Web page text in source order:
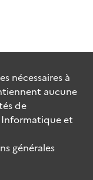
nécessaires à
aucune
de
et
générales